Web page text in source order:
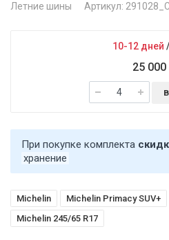
Летние шины Артикул:
10-12 дней /
25
При покупке комплекта
хранение
Michelin Michelin Primacy SUV+
Michelin 245/65 R17